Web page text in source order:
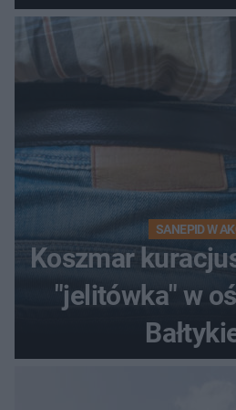
Szokujące
sieci
SANEPID W
Koszmar
"jelitówka" w